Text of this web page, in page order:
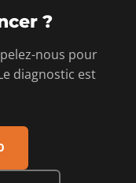
?
nous pour
diagnostic est